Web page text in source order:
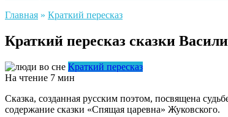
Главная » Краткий пересказ
Краткий пересказ сказки
Краткий пересказ
На чтение 7 мин
Сказка, созданная русским поэтом, посвящена
содержание сказки «Спящая царевна» Жуковского.